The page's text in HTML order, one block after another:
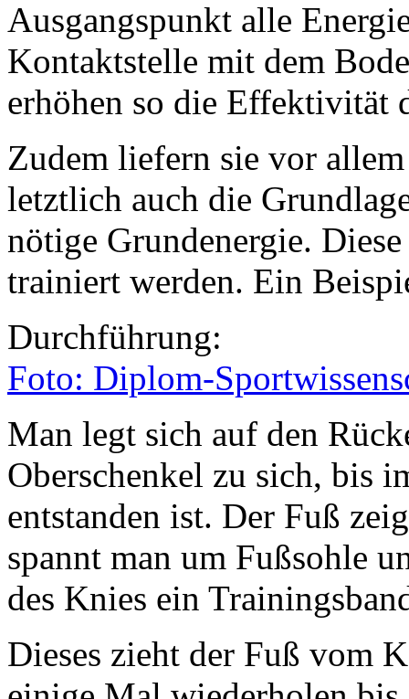
Ausgangspunkt alle
Kontaktstelle mit dem
erhöhen so die Effektivität
Zudem liefern sie vor
letztlich auch die
nötige Grundenergie.
trainiert werden. Ein
Durchführung:
Foto: Diplom-
Man legt sich auf den
Oberschenkel zu sich, bis
entstanden ist. Der Fuß
spannt man um Fußsohle
des Knies ein
Dieses zieht der Fuß vom